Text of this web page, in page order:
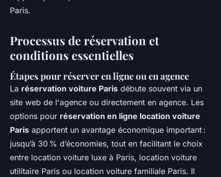
Paris.
Processus de réservation et
conditions essentielles
Étapes pour réserver en ligne ou en agence
La réservation voiture Paris débute souvent via un
site web de l'agence ou directement en agence. Les
options pour réservation en ligne location voiture
Paris apportent un avantage économique important :
jusqu’à 30 % d’économies, tout en facilitant le choix
entre location voiture luxe à Paris, location voiture
utilitaire Paris ou location voiture familiale Paris. Il